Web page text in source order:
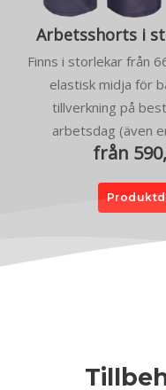
Arbetsshorts i
Finns i storlekar från
elastisk midja för
tillverkning på
arbetsdag (även
från